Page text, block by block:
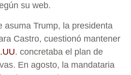
su web.
asuma Trump, la presidenta
Castro, cuestionó mantener
. concretaba el plan de
En agosto, la mandataria